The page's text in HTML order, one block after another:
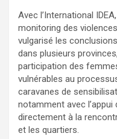
Avec l’International
monitoring des
vulgarisé les
dans plusieurs
participation des
vulnérables au
caravanes de
notamment avec l’appui
directement à la
et les quartiers.